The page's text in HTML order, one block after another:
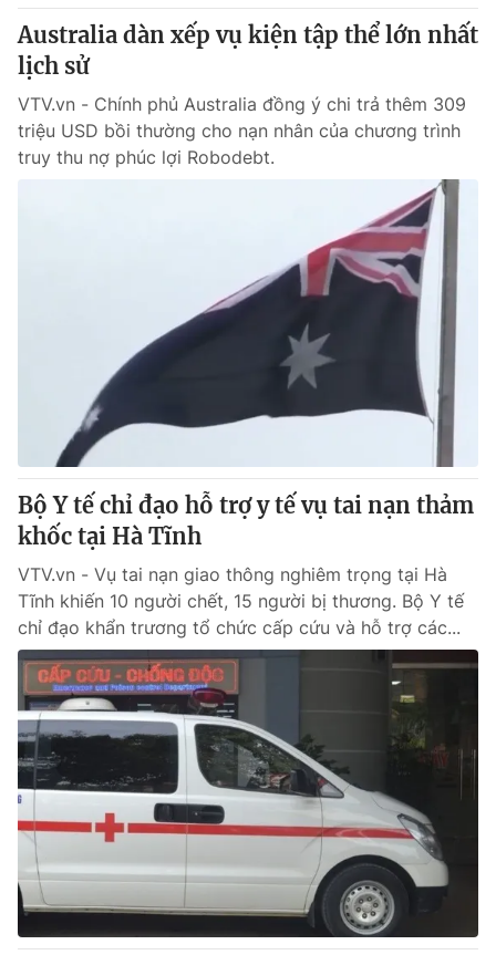
® Cấm sao chép dưới mọi hình thức nếu không có sự chấp
thuận bằng văn bản. Ghi rõ nguồn VTV.vn khi phát hành lại
thông tin từ website này.
Australia dàn xếp vụ kiện tập thể lớn nhất
lịch sử
VTV.vn - Chính phủ Australia đồng ý chi trả thêm 309
triệu USD bồi thường cho nạn nhân của chương trình
truy thu nợ phúc lợi Robodebt.
Bộ Y tế chỉ đạo hỗ trợ y tế vụ tai nạn thảm
khốc tại Hà Tĩnh
VTV.vn - Vụ tai nạn giao thông nghiêm trọng tại Hà
Tĩnh khiến 10 người chết, 15 người bị thương. Bộ Y tế
chỉ đạo khẩn trương tổ chức cấp cứu và hỗ trợ các...